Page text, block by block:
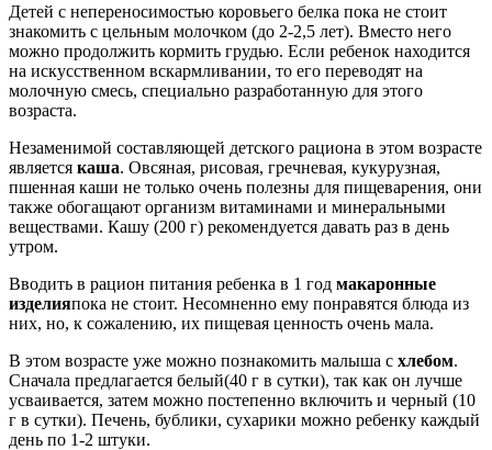
Детей с непереносимостью коровьего белка пока не стоит
знакомить с цельным молочком (до 2-2,5 лет). Вместо него
можно продолжить кормить грудью. Если ребенок находится
на искусственном вскармливании, то его переводят на
молочную смесь, специально разработанную для этого
возраста.
Незаменимой составляющей детского рациона в этом возрасте
является каша. Овсяная, рисовая, гречневая, кукурузная,
пшенная каши не только очень полезны для пищеварения, они
также обогащают организм витаминами и минеральными
веществами. Кашу (200 г) рекомендуется давать раз в день
утром.
Вводить в рацион питания ребенка в 1 год макаронные
изделияпока не стоит. Несомненно ему понравятся блюда из
них, но, к сожалению, их пищевая ценность очень мала.
В этом возрасте уже можно познакомить малыша с хлебом.
Сначала предлагается белый(40 г в сутки), так как он лучше
усваивается, затем можно постепенно включить и черный (10
г в сутки). Печень, бублики, сухарики можно ребенку каждый
день по 1-2 штуки.